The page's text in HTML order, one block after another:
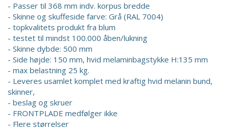
- Passer til 368 mm indv. korpus bredde
- Skinne og skuffeside farve: Grå (RAL 7004)
- topkvalitets produkt fra blum
- testet til mindst 100.000 åben/lukning
- Skinne dybde: 500 mm
- Side højde: 150 mm, hvid melaminbagstykke H:135 mm
- max belastning 25 kg.
- Leveres usamlet komplet med kraftig hvid melanin bund,
skinner,
- beslag og skruer
- FRONTPLADE medfølger ikke
- Flere størrelser